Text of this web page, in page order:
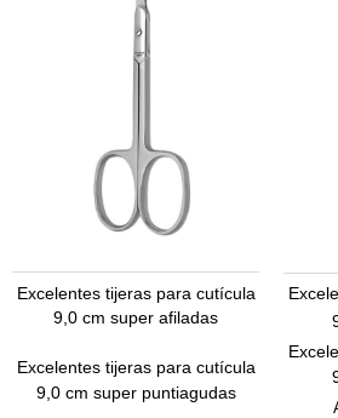
Excelentes tijeras para cutícula
9,0 cm super afiladas
Excelentes tijeras para cutícula
9,0 cm super puntiagudas